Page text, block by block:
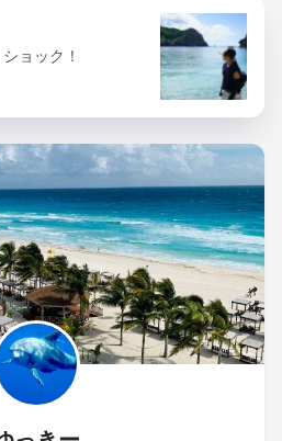
ョック！